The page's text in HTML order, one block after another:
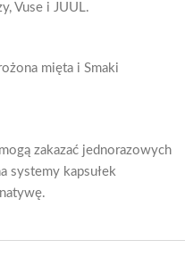
Vuse i JUUL.
mięta i Smaki
zakazać jednorazowych
systemy kapsułek